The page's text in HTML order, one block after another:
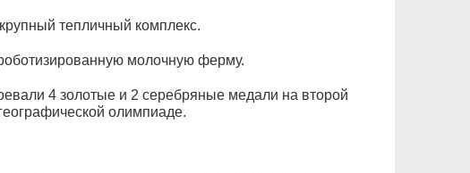
тепличный комплекс.
молочную ферму.
4 золотые и 2 серебряные медали на второй
олимпиаде.